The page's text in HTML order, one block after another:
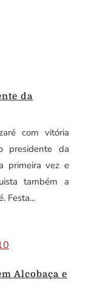
da
com vitória
presidente da
primeira vez e
também a
Festa...
Alcobaça e